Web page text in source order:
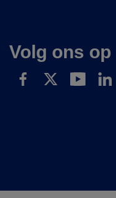
Volg ons op